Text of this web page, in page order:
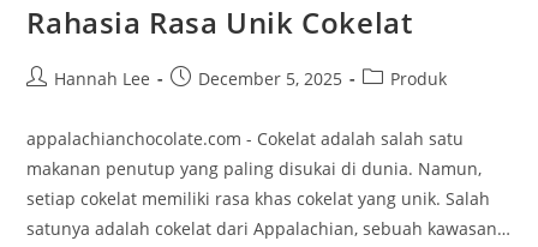
Rahasia Rasa Unik Cokelat
PostHannah Lee
PostDecember 5, 2025
PostProduk
appalachianchocolate.com - Cokelat adalah salah satu
makanan penutup yang paling disukai di dunia. Namun,
setiap cokelat memiliki rasa khas cokelat yang unik. Salah
satunya adalah cokelat dari Appalachian, sebuah kawasan…